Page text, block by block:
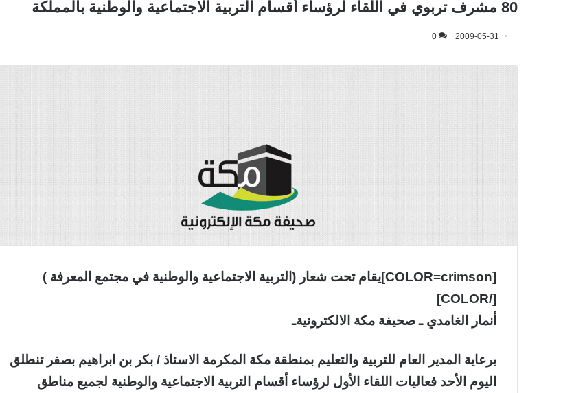
80 مشرف تربوي في اللقاء لرؤساء أقسام التربية الاجتماعية والوطنية بالمملكة
2009-05-31
0
[COLOR=crimson]يقام تحت شعار (التربية الاجتماعية والوطنية في مجتمع المعرفة )
[/COLOR]
أنمار الغامدي ـ صحيفة مكة الالكترونيةـ
برعاية المدير العام للتربية والتعليم بمنطقة مكة المكرمة الاستاذ / بكر بن ابراهيم بصفر تنطلق
اليوم الأحد فعاليات اللقاء الأول لرؤساء أقسام التربية الاجتماعية والوطنية لجميع مناطق